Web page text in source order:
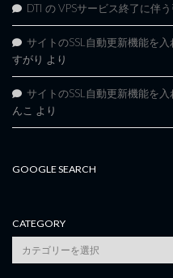
DTI の VPSサービス終了に伴
サイトのSSL自動更新機能を
すがり より
サイトのSSL自動更新機能を
んこ より
GOOGLE SEARCH
CATEGORY
category